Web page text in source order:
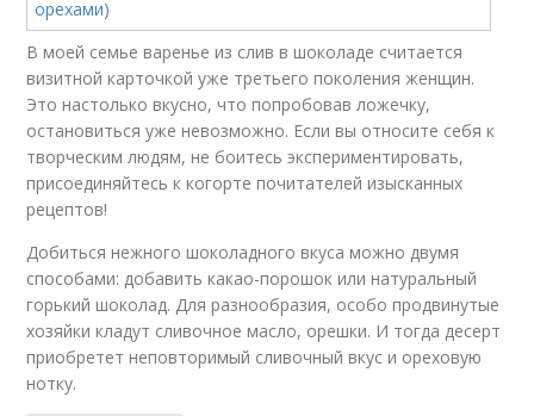
В моей семье варенье из слив в шоколаде считается
визитной карточкой уже третьего поколения женщин.
Это настолько вкусно, что попробовав ложечку,
остановиться уже невозможно. Если вы относите себя к
творческим людям, не боитесь экспериментировать,
присоединяйтесь к когорте почитателей изысканных
рецептов!
Добиться нежного шоколадного вкуса можно двумя
способами: добавить какао-порошок или натуральный
горький шоколад. Для разнообразия, особо продвинутые
хозяйки кладут сливочное масло, орешки. И тогда десерт
приобретет неповторимый сливочный вкус и ореховую
нотку.